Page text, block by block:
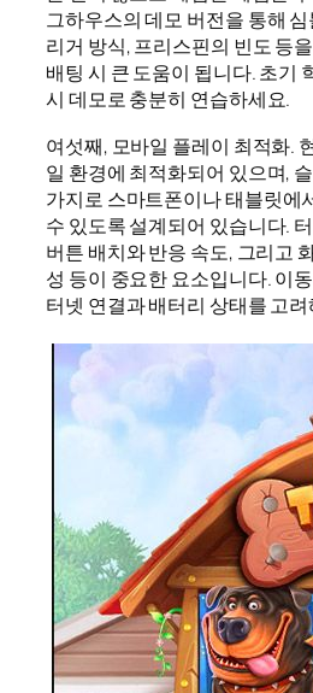
그하우스의 데모 버전을 통해
리거 방식, 프리스핀의 빈도 등
배팅 시 큰 도움이 됩니다. 초기
시 데모로 충분히 연습하세요.
여섯째, 모바일 플레이 최적화.
일 환경에 최적화되어 있으며,
가지로 스마트폰이나 태블릿에
수 있도록 설계되어 있습니다.
버튼 배치와 반응 속도, 그리고
성 등이 중요한 요소입니다. 이
터넷 연결과 배터리 상태를 고